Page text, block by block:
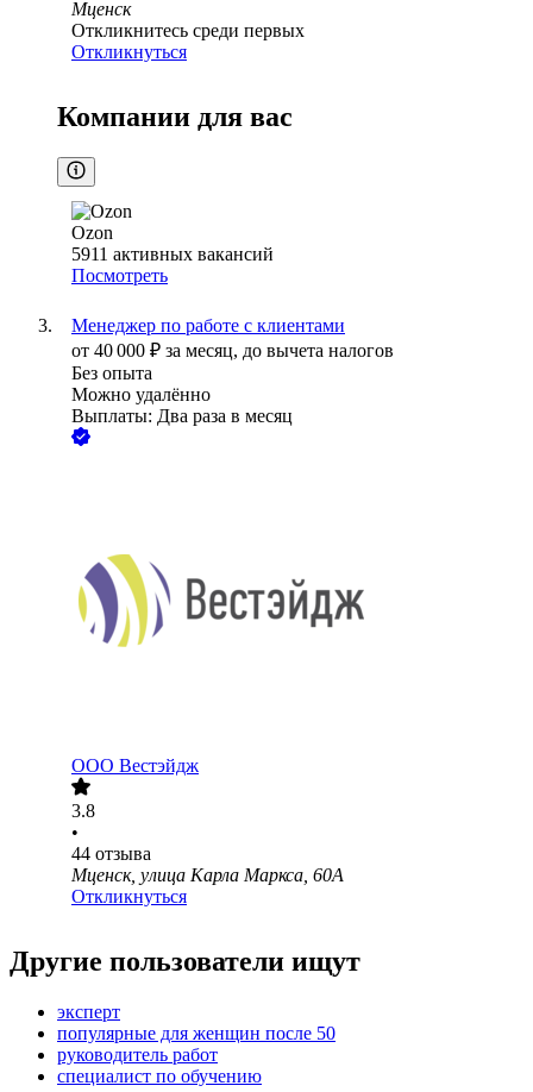
Мценск
Откликнитесь среди первых
Откликнуться
Компании для вас
Ozon
5911 активных вакансий
Посмотреть
Менеджер по работе с клиентами
от 40 000 ₽ за месяц, до вычета налогов
Без опыта
Можно удалённо
Выплаты: Два раза в месяц
ООО Вестэйдж
3.8
•
44 отзыва
Мценск, улица Карла Маркса, 60А
Откликнуться
Другие пользователи ищут
эксперт
популярные для женщин после 50
руководитель работ
специалист по обучению